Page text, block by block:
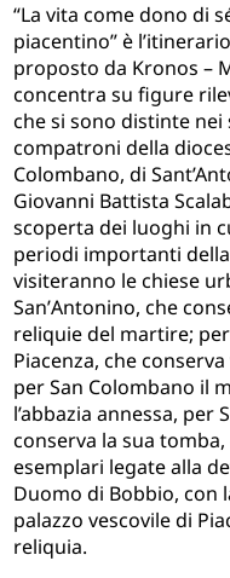
“La vita come dono di s
piacentino” è
proposto da Kronos –
concentra su figure
che si sono distinte nei
compatroni della
Colombano, di
Giovanni Battista
scoperta dei luoghi in
periodi importanti
visiteranno le chiese
San’Antonino, che
reliquie del martire;
Piacenza, che
per San Colombano il
l’abbazia annessa, per
conserva la sua
esemplari legate alla
Duomo di Bobbio, con
palazzo vescovile di
reliquia.